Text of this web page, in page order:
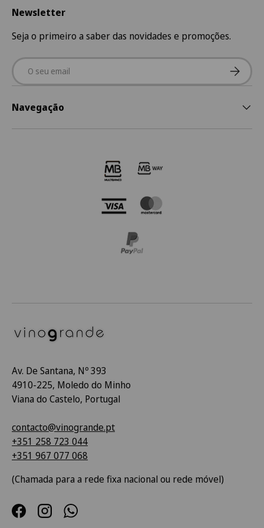
Newsletter
Seja o primeiro a saber das novidades e promoções.
Email
Navegação
Av. De Santana, Nº 393
4910-225, Moledo do Minho
Viana do Castelo, Portugal
contacto@vinogrande.pt
+351 258 723 044
+351 967 077 068
(Chamada para a rede fixa nacional ou rede móvel)
FacebookInstagramWhatsApp